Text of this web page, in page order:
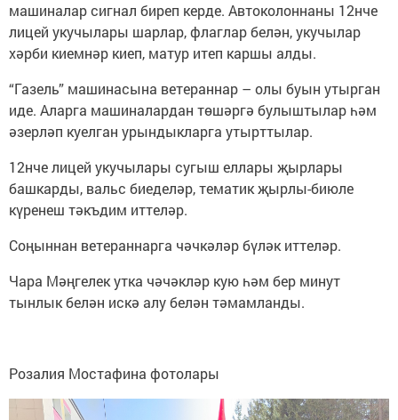
машиналар сигнал биреп керде. Автоколоннаны 12нче
лицей укучылары шарлар, флаглар белән, укучылар
хәрби киемнәр киеп, матур итеп каршы алды.
“Газель” машинасына ветераннар – олы буын утырган
иде. Аларга машиналардан төшәргә булыштылар һәм
әзерләп куелган урындыкларга утырттылар.
12нче лицей укучылары сугыш еллары җырлары
башкарды, вальс биеделәр, тематик җырлы-биюле
күренеш тәкъдим иттеләр.
Соңыннан ветераннарга чәчкәләр бүләк иттеләр.
Чара Мәңгелек утка чәчәкләр кую һәм бер минут
тынлык белән искә алу белән тәмамланды.
Розалия Мостафина фотолары